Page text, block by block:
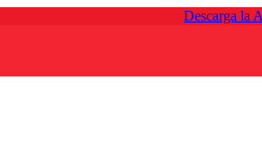
Descarga la